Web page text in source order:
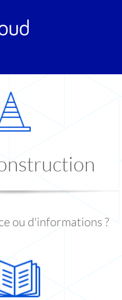
ou d'informations ?